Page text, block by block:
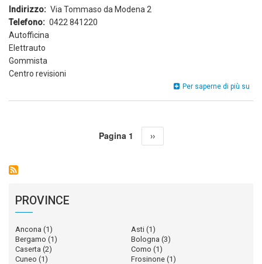
Indirizzo
Via Tommaso da Modena 2
Telefono
0422 841220
Autofficina
Elettrauto
Gommista
Centro revisioni
Per saperne di più su
Pagina 1
Pagina
successiva
››
PROVINCE
Ancona (1) Asti (1)
Bergamo (1) Bologna (3)
Caserta (2) Como (1)
Cuneo (1) Frosinone (1)